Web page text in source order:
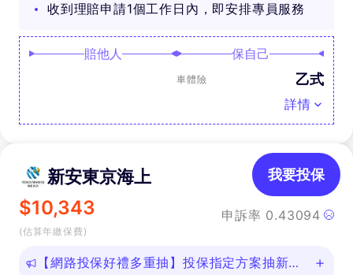
收到理賠申請1個工作日內，即安排專員服務
賠他人 保自己
車體險 乙式
詳情
新安東京海上
$10,343
(估算年繳保費)
申訴率 0.43094
我要投保
【網路投保好禮多重抽】投保指定方案抽新款